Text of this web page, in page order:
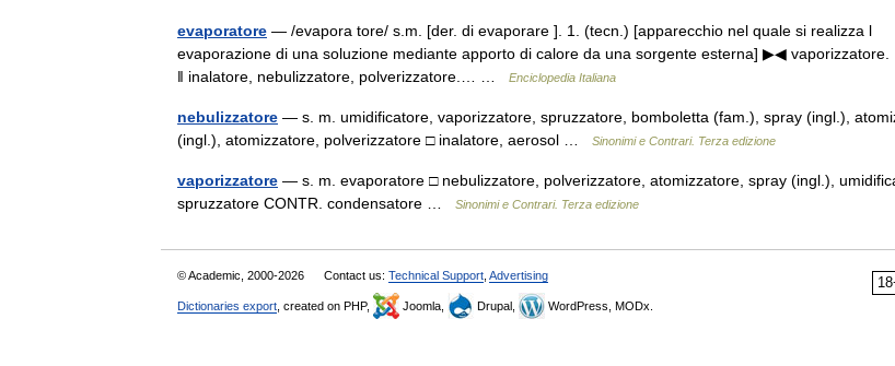
evaporatore — /evapora tore/ s.m. [der. di evaporare ]. 1. (tecn.) [apparecchio nel quale si realizza l
evaporazione di una soluzione mediante apporto di calore da una sorgente esterna] ▶◀ vaporizzatore.
‖ inalatore, nebulizzatore, polverizzatore.… …
Enciclopedia Italiana
nebulizzatore — s. m. umidificatore, vaporizzatore, spruzzatore, bomboletta (fam.), spray (ingl.),
(ingl.), atomizzatore, polverizzatore □ inalatore, aerosol …
Sinonimi e Contrari. Terza edizione
vaporizzatore — s. m. evaporatore □ nebulizzatore, polverizzatore, atomizzatore, spray (ingl.),
spruzzatore CONTR. condensatore …
Sinonimi e Contrari. Terza edizione
© Academic, 2000-2026 Contact us: Technical Support Advertising
Dictionaries export , created on PHP, Joomla, Drupal, WordPress, MODx.